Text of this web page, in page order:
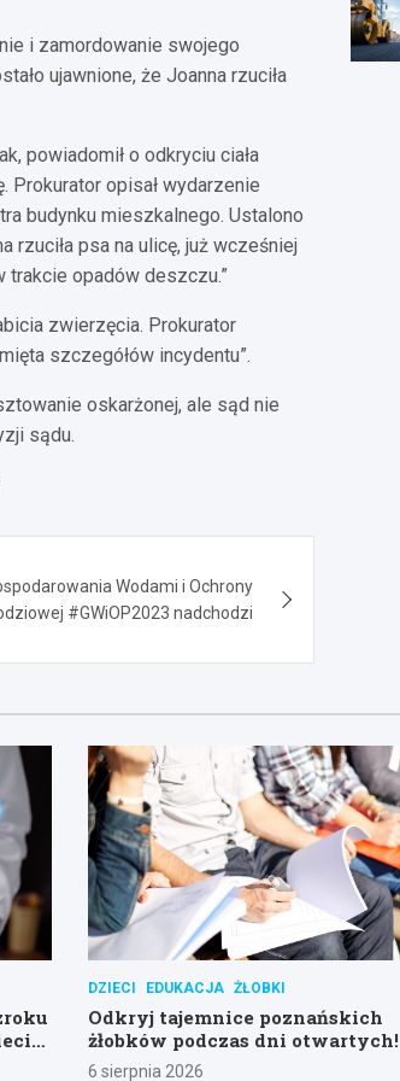
i zamordowanie swojego
ujawnione, że Joanna rzuciła
powiadomił o odkryciu ciała
opisał wydarzenie
budynku mieszkalnego. Ustalono
rzuciła psa na ulicę, już wcześniej
trakcie opadów deszczu.”
zwierzęcia. Prokurator
szczegółów incydentu”.
oskarżonej, ale sąd nie
sądu.
Wodami i Ochrony
#GWiOP2023 nadchodzi
DZIECI EDUKACJA ŻŁOBKI
Odkryj tajemnice poznańskich
żłobków podczas dni otwartych!
6 sierpnia 2026